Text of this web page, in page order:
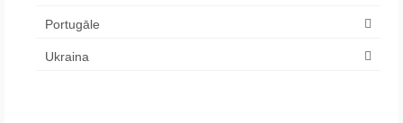
Portugāle
Ukraina